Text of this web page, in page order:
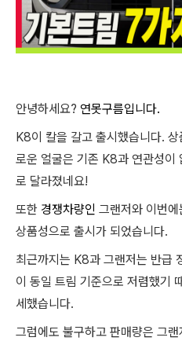
안녕하세요? 연못구름입니다.
K8이 칼을 갈고 출시했습니다.
로운 얼굴은 기존 K8과 연관성이
로 달라졌네요!
또한 경쟁차량인 그랜저와 이번
상품성으로 출시가 되었습니다.
최근까지는 K8과 그랜저는 반급
이 동일 트림 기준으로 저렴했기
세했습니다.
그럼에도 불구하고 판매량은 그